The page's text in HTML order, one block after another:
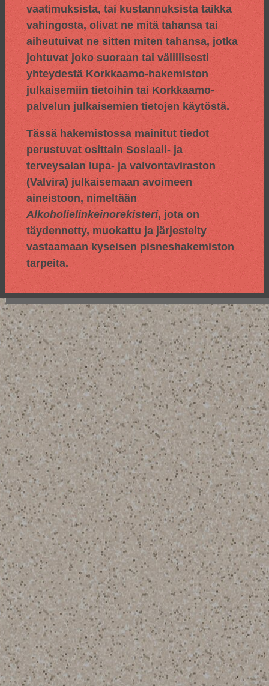
vaatimuksista, tai kustannuksista taikka
vahingosta, olivat ne mitä tahansa tai
aiheutuivat ne sitten miten tahansa, jotka
johtuvat joko suoraan tai välillisesti
yhteydestä Korkkaamo-hakemiston
julkaisemiin tietoihin tai Korkkaamo-
palvelun julkaisemien tietojen käytöstä.
Tässä hakemistossa mainitut tiedot
perustuvat osittain Sosiaali- ja
terveysalan lupa- ja valvontaviraston
(Valvira) julkaisemaan avoimeen
aineistoon, nimeltään
Alkoholielinkeinorekisteri, jota on
täydennetty, muokattu ja järjestelty
vastaamaan kyseisen pisneshakemiston
tarpeita.